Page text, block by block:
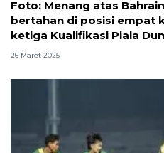
Foto: Menang atas
bertahan di posisi empat
ketiga Kualifikasi Piala
26 Maret 2025